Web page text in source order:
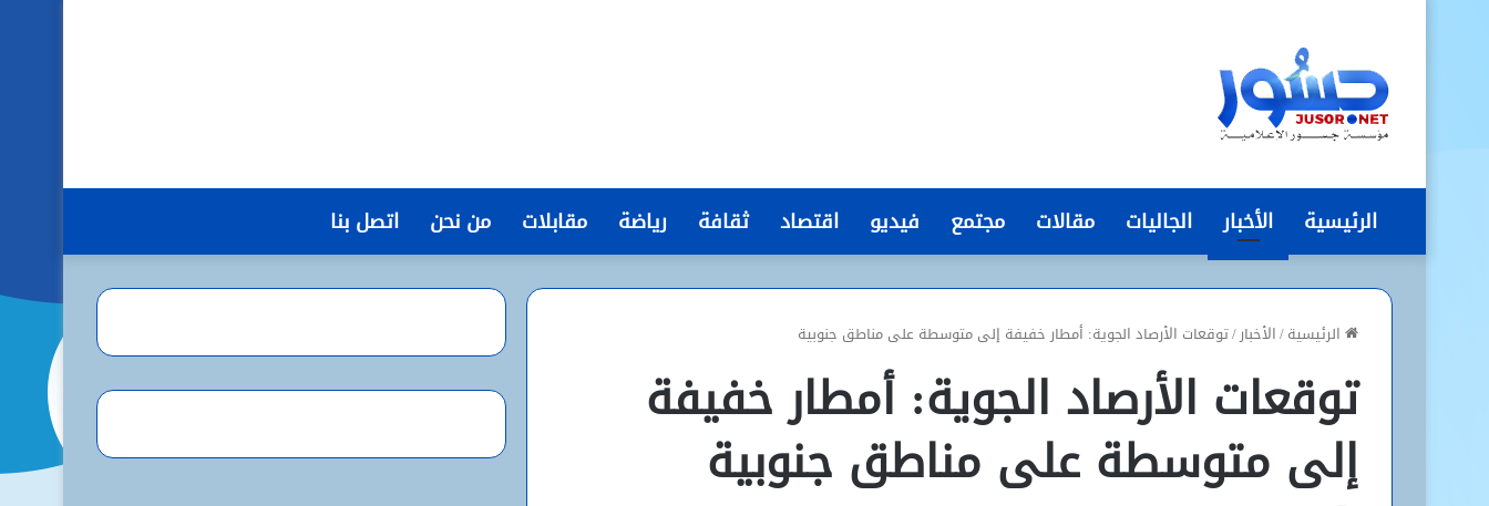
الرئيسية الأخبار الجاليات مقالات مجتمع فيديو اقتصاد ثقافة رياضة مقابلات من نحن اتصل بنا
الرئيسية/الأخبار/توقعات الأرصاد الجوية: أمطار خفيفة إلى متوسطة على مناطق جنوبية
توقعات الأرصاد الجوية: أمطار خفيفة
إلى متوسطة على مناطق جنوبية